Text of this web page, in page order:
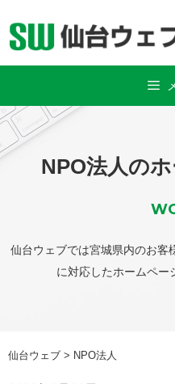
NPO法人の
仙台ウェブでは宮城県内のお客
に対応したホームペー
仙台ウェブ > NPO法人